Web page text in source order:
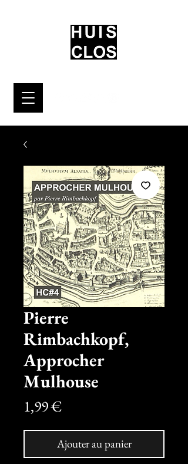
Pierre
Rimbachkopf,
Approcher
Mulhouse
1,99 €Prix
Ajouter au panier